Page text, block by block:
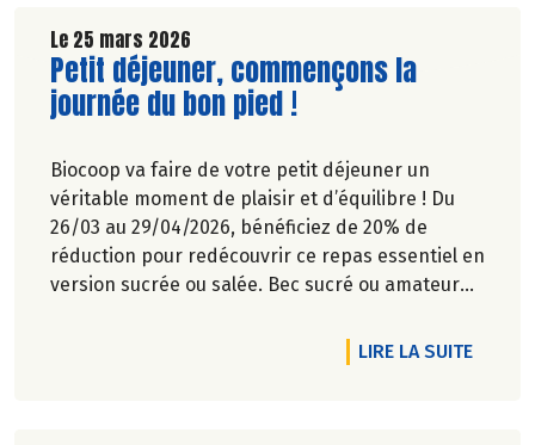
Le 25 mars 2026
Lire la suite de l'article
Petit déjeuner, commençons la
journée du bon pied !
Biocoop va faire de votre petit déjeuner un
véritable moment de plaisir et d’équilibre ! Du
26/03 au 29/04/2026, bénéficiez de 20% de
réduction pour redécouvrir ce repas essentiel en
version sucrée ou salée. Bec sucré ou amateur
répondons à toutes les envies et tous les modes
de vie. Du choix, du goût, de la qualité… pour
LIRE LA SUITEDE